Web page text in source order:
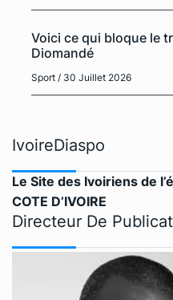
Voici ce qui bloque le
Diomandé
Sport / 30 Juillet 2026
IvoireDiaspo
Le Site des Ivoiriens de
COTE D’IVOIRE
Directeur De